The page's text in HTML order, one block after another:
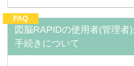
FAQ
図脳RAPIDの使用者(管理者
手続きについて